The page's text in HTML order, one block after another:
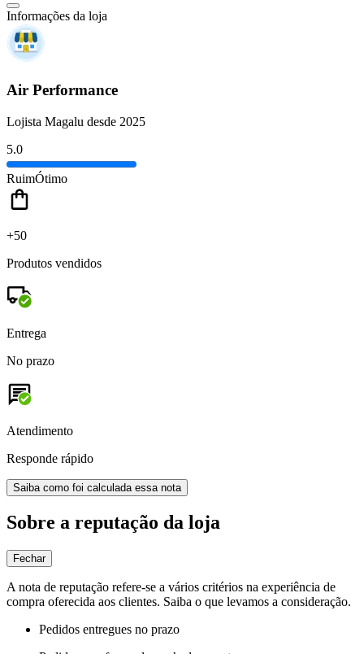
Informações da loja
Air Performance
Lojista Magalu desde 2025
5.0
RuimÓtimo
+50
Produtos vendidos
Entrega
No prazo
Atendimento
Responde rápido
Saiba como foi calculada essa nota
Sobre a reputação da loja
Fechar
A nota de reputação refere-se a vários critérios na experiência de
compra oferecida aos clientes. Saiba o que levamos a consideração.
Pedidos entregues no prazo